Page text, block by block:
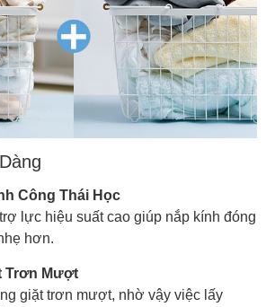
Công Thái Học
lực hiệu suất cao giúp nắp kính đóng
hơn.
Trơn Mượt
giặt trơn mượt, nhờ vậy việc lấy